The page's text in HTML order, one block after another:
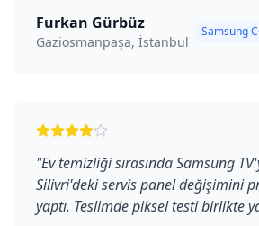
Furkan Gürbüz
Gaziosmanpaşa, İstanbul
Samsung
"Ev temizliği sırasında Samsung
Silivri'deki servis panel değişimini
yaptı. Teslimde piksel testi birlikte